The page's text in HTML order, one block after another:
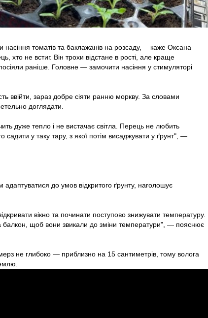
томатів та баклажанів на розсаду,— каже Оксана
хто не встиг. Він трохи відстане в рості, але краще
раніше. Головне — замочити насіння у стимуляторі
ввійти, зараз добре сіяти ранню моркву. За словами
доглядати.
дуже тепло і не вистачає світла. Перець не любить
у таку тару, з якої потім висаджувати у ґрунт", —
до умов відкритого ґрунту, наголошує
вікно та починати поступово знижувати температуру.
щоб вони звикали до зміни температури", — пояснює
не глибоко — приблизно на 15 сантиметрів, тому волога